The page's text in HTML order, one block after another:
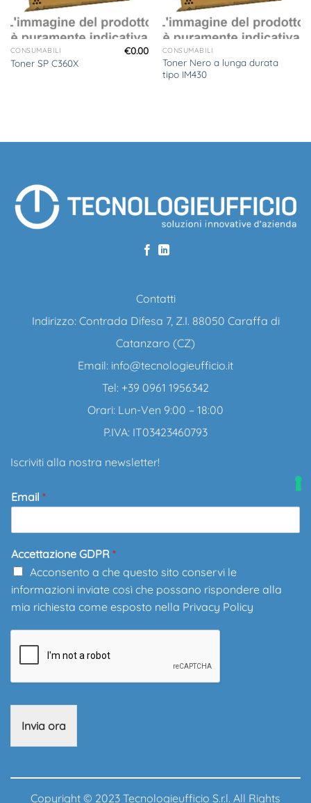
CONSUMABILI
Toner SP C360X
€0.00 CONSUMABILI
Toner Nero a lunga durata
tipo IM430
Contatti
Indirizzo: Contrada Difesa 7, Z.I. 88050 Caraffa di
Catanzaro (CZ)
Email: info@tecnologieufficio.it
Tel: +39 0961 1956342
Orari: Lun-Ven 9:00 – 18:00
P.IVA: IT03423460793
Iscriviti alla nostra newsletter!
Email *
Accettazione GDPR *
Acconsento a che questo sito conservi le
informazioni inviate così che possano rispondere alla
mia richiesta come esposto nella Privacy Policy
Invia ora
Copyright © 2023 Tecnologieufficio S.r.l. All Rights